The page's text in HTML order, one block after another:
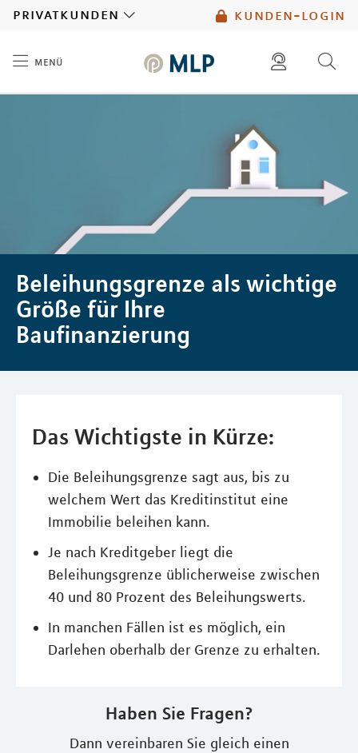
kunden-login
privatkunden
menü
mlp berater finden
Beleihungsgrenze als wichtige
Größe für Ihre
Baufinanzierung
Das Wichtigste in Kürze:
Die Beleihungsgrenze sagt aus, bis zu
welchem Wert das Kreditinstitut eine
Immobilie beleihen kann.
Je nach Kreditgeber liegt die
Beleihungsgrenze üblicherweise zwischen
40 und 80 Prozent des Beleihungswerts.
In manchen Fällen ist es möglich, ein
Darlehen oberhalb der Grenze zu erhalten.
Haben Sie Fragen?
Dann vereinbaren Sie gleich einen